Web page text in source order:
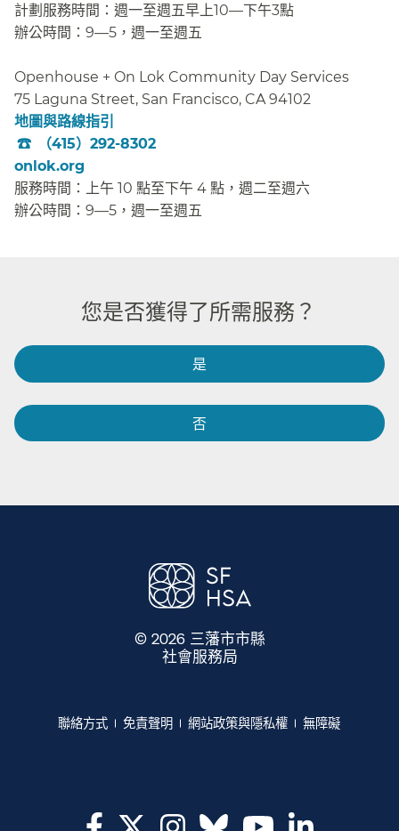
計劃服務時間：週一至週五早上10—下午3點​​
辦公時間：9—5，週一至週五​​
Openhouse + On Lok Community Day Services​​
75 Laguna Street, San Francisco, CA 94102​​
地圖與路線指引
（415）292-8302​​
onlok.org
服務時間：上午 10 點至下午 4 點，週二至週六​​
辦公時間：9—5，週一至週五​​
您是否獲得了所需服務？​​
是​​
否​​
© 2026 三藩市市縣
社會服務局
聯絡方式​​ 免責聲明​​ 網站政策與隱私權​​ 無障礙​​